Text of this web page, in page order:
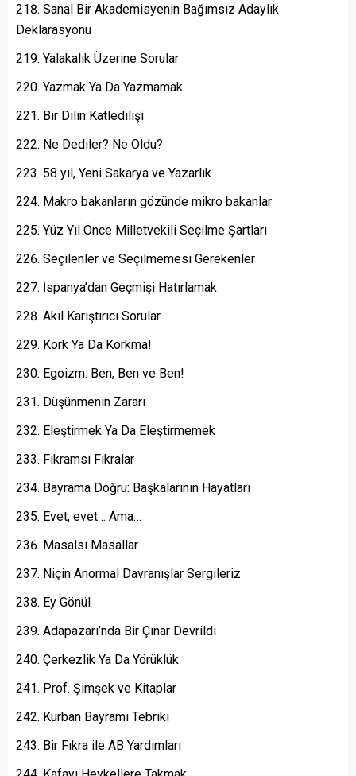
Sanal Bir Akademisyenin Bağımsız Adaylık
Deklarasyonu
Yalakalık Üzerine Sorular
Yazmak Ya Da Yazmamak
Bir Dilin Katledilişi
Ne Dediler? Ne Oldu?
58 yıl, Yeni Sakarya ve Yazarlık
Makro bakanların gözünde mikro bakanlar
Yüz Yıl Önce Milletvekili Seçilme Şartları
Seçilenler ve Seçilmemesi Gerekenler
İspanya’dan Geçmişi Hatırlamak
Akıl Karıştırıcı Sorular
Kork Ya Da Korkma!
Egoizm: Ben, Ben ve Ben!
Düşünmenin Zararı
Eleştirmek Ya Da Eleştirmemek
Fıkramsı Fıkralar
Bayrama Doğru: Başkalarının Hayatları
Evet, evet… Ama…
Masalsı Masallar
Niçin Anormal Davranışlar Sergileriz
Ey Gönül
Adapazarı’nda Bir Çınar Devrildi
Çerkezlik Ya Da Yörüklük
Prof. Şimşek ve Kitaplar
Kurban Bayramı Tebriki
Bir Fıkra ile AB Yardımları